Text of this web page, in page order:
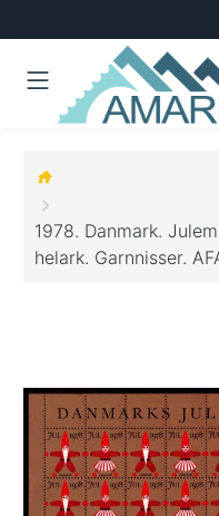
1978. Danmark.
helark. Garnnisser.